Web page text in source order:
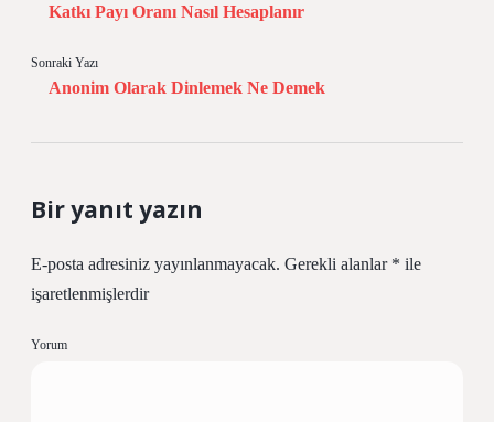
Katkı Payı Oranı Nasıl Hesaplanır
Sonraki Yazı
Anonim Olarak Dinlemek Ne Demek
Bir yanıt yazın
E-posta adresiniz yayınlanmayacak. Gerekli alanlar * ile
işaretlenmişlerdir
Yorum